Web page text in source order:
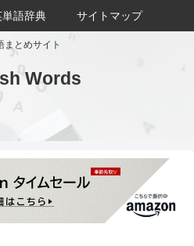
まとめサイト
Words
単語辞典 サイトマップ